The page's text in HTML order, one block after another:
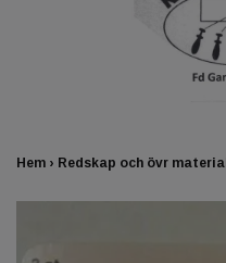
Hem › Redskap och övr material